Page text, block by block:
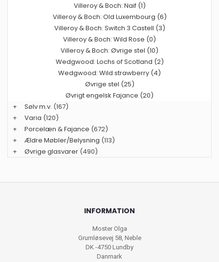
Villeroy & Boch: Naif (1)
Villeroy & Boch: Old Luxembourg (6)
Villeroy & Boch: Switch 3 Castell (3)
Villeroy & Boch: Wild Rose (0)
Villeroy & Boch: Øvrige stel (10)
Wedgwood: Lochs of Scotland (2)
Wedgwood: Wild strawberry (4)
Øvrige stel (25)
Øvrigt engelsk Fajance (20)
+
Sølv m.v. (167)
+
Varia (120)
+
Porcelæn & Fajance (672)
+
Ældre Møbler/Belysning (113)
+
Øvrige glasvarer (490)
INFORMATION
Moster Olga
Grumløsevej 58, Neble
DK -4750 Lundby
Danmark